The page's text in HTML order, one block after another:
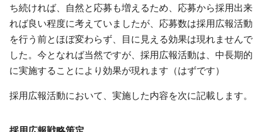
ち続ければ、自然と応募も増えるため、応募から採用出来
れば良い程度に考えていましたが、応募数は採用広報活動
を行う前とほぼ変わらず、目に見える効果は現れませんで
した。今となれば当然ですが、採用広報活動は、中長期的
に実施することにより効果が現れます（はずです）
採用広報活動において、実施した内容を次に記載します。